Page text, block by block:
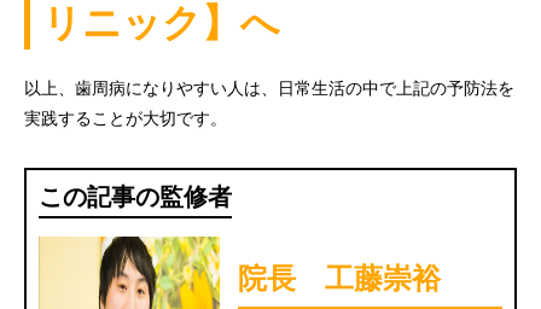
リニック】へ
以上、歯周病になりやすい人は、日常生活の中で上記の予防法を
実践することが大切です。
この記事の監修者
院長 工藤崇裕